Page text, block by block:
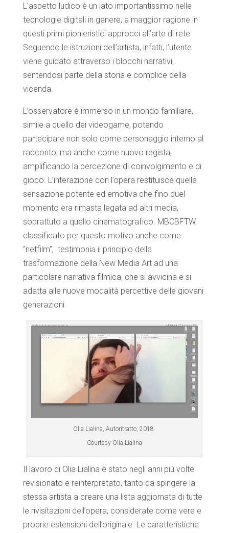
L’aspetto ludico è un lato importantissimo nelle
tecnologie digitali in genere, a maggior ragione in
questi primi pionieristici approcci all’arte di rete.
Seguendo le istruzioni dell’artista, infatti, l’utente
viene guidato attraverso i blocchi narrativi,
sentendosi parte della storia e complice della
vicenda.
L’osservatore è immerso in un mondo familiare,
simile a quello dei videogame, potendo
partecipare non solo come personaggio interno al
racconto, ma anche come nuovo regista,
amplificando la percezione di coinvolgimento e di
gioco. L’interazione con l’opera restituisce quella
sensazione potente ed emotiva che fino quel
momento era rimasta legata ad altri media,
soprattuto a quello cinematografico. MBCBFTW,
classificato per questo motivo anche come
“netfilm”, testimonia il principio della
trasformazione della New Media Art ad una
particolare narrativa filmica, che si avvicina e si
adatta alle nuove modalità percettive delle giovani
generazioni.
Olia Lialina, Autoritratto, 2018.
Courtesy Olia Lialina
Il lavoro di Olia Lialina è stato negli anni più volte
revisionato e reinterpretato, tanto da spingere la
stessa artista a creare una lista aggiornata di tutte
le rivisitazioni dell’opera, considerate come vere e
proprie estensioni dell’originale. Le caratteristiche